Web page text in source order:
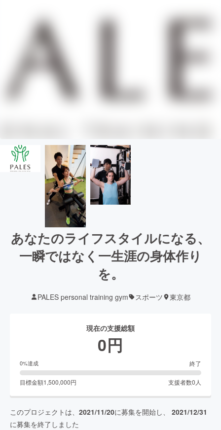
あなたのライフスタイルになる、
一瞬ではなく一生涯の身体作り
を。
PALES personal training gym スポーツ 東京都
現在の支援総額
0円
0%達成 終了
目標金額1,500,000円 支援者数0 人
このプロジェクトは、 2021/11/20に募集を開始し、 2021/12/31
に募集を終了しました